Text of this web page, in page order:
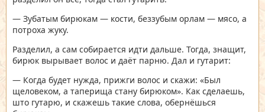
— Зубатым бирюкам — кости, беззубым орлам — мясо, а
потроха жуку.
Разделил, а сам собирается идти дальше. Тогда, знащит,
бирюк вырывает волос и даёт парню. Дал и гутарит:
— Когда будет нужда, прижги волос и скажи: «Был
щеловеком, а таперища стану бирюком». Как сделаешь,
што гутарю, и скажешь такие слова, обернёшься